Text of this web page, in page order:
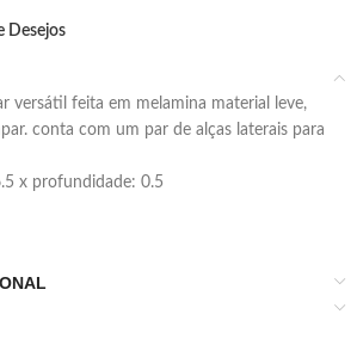
Desejos
conta com um par de alças laterais para
x profundidade: 0.5